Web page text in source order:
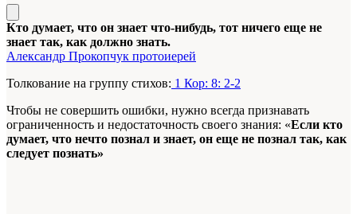
Кто думает, что он знает что-нибудь, тот ничего еще не
знает так, как должно знать.
Александр Прокопчук протоиерей
Толкование на группу стихов: 1 Кор: 8: 2-2
Чтобы не совершить ошибки, нужно всегда признавать
ограниченность и недостаточность своего знания: «Если кто
думает, что нечто познал и знает, он еще не познал так, как
следует познать»